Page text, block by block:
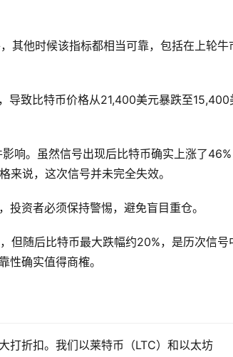
其他时候该指标都相当可靠，包括在上轮牛
导致比特币价格从21,400美元暴跌至15,400
响。虽然信号出现后比特币确实上涨了46%
说，这次信号并未完全失效。
资者必须保持警惕，避免盲目重仓。
但随后比特币最大跌幅约20%，是历次信号
性确实值得商榷。
打折扣。我们以莱特币（LTC）和以太坊